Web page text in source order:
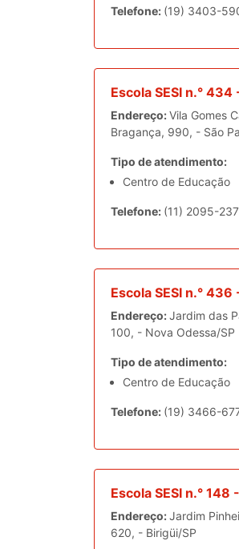
Telefone: (19) 3403-
Escola SESI n.° 434
Endereço:Vila Gomes
Bragança, 990, - São
Tipo de atendimento:
Centro de Educação
Telefone: (11) 2095-
Escola SESI n.°
Endereço:Jardim das
100, - Nova Odessa/SP
Tipo de atendimento:
Centro de Educação
Telefone: (19) 3466-
Escola SESI n.°
Endereço:Jardim
620, - Birigüi/SP